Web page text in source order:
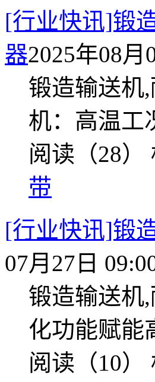
[行业快讯]锻
器2025年08月
锻造输送机
机：高温工
阅读（28）
带
[行业快讯]锻
07月27日
锻造输送机
化功能赋能
阅读（10）